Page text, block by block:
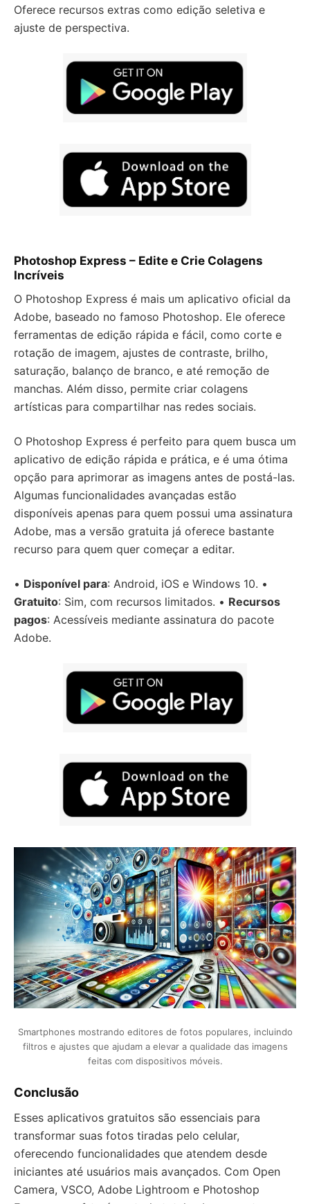
Oferece recursos extras como edição seletiva e
ajuste de perspectiva.
Photoshop Express – Edite e Crie Colagens
Incríveis
O Photoshop Express é mais um aplicativo oficial da
Adobe, baseado no famoso Photoshop. Ele oferece
ferramentas de edição rápida e fácil, como corte e
rotação de imagem, ajustes de contraste, brilho,
saturação, balanço de branco, e até remoção de
manchas. Além disso, permite criar colagens
artísticas para compartilhar nas redes sociais.
O Photoshop Express é perfeito para quem busca um
aplicativo de edição rápida e prática, e é uma ótima
opção para aprimorar as imagens antes de postá-las.
Algumas funcionalidades avançadas estão
disponíveis apenas para quem possui uma assinatura
Adobe, mas a versão gratuita já oferece bastante
recurso para quem quer começar a editar.
• Disponível para: Android, iOS e Windows 10. •
Gratuito: Sim, com recursos limitados. • Recursos
pagos: Acessíveis mediante assinatura do pacote
Adobe.
Smartphones mostrando editores de fotos populares, incluindo
filtros e ajustes que ajudam a elevar a qualidade das imagens
feitas com dispositivos móveis.
Conclusão
Esses aplicativos gratuitos são essenciais para
transformar suas fotos tiradas pelo celular,
oferecendo funcionalidades que atendem desde
iniciantes até usuários mais avançados. Com Open
Camera, VSCO, Adobe Lightroom e Photoshop